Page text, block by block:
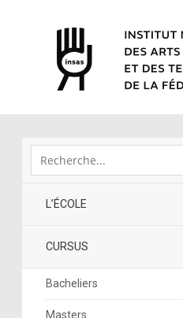
L’ÉCOLE
CURSUS
Bacheliers
Masters